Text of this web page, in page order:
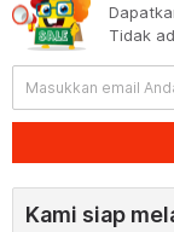
Tidak
Kami siap